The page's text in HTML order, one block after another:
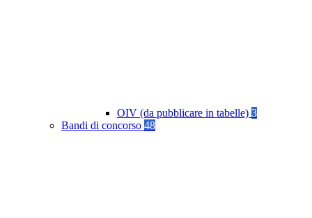
OIV (da pubblicare in tabelle) 3
Bandi di concorso 48